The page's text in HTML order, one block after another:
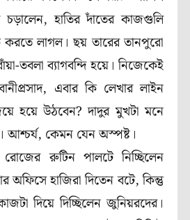
হাতির দাঁতের কাজগুলি
করতে লাগল। ছয় তারের তানপুরো
তবলা ব্যাগবন্দি হয়ে। নিজেকেই
এবার কি লেখার লাইন
হয়ে উঠবেন? দাদুর মুখটা মনে
আশ্চর্য, কেমন যেন অস্পষ্ট।
রোজের রুটিন পালটে নিচ্ছিলেন
অফিসে হাজিরা দিতেন বটে, কিন্তু
দিয়ে দিচ্ছিলেন জুনিয়রদের।